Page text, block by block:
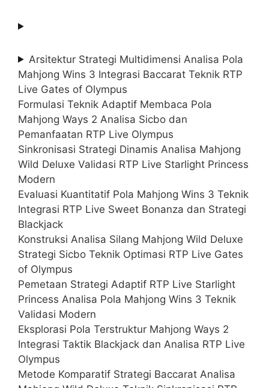
Arsitektur Strategi Multidimensi Analisa Pola
Mahjong Wins 3 Integrasi Baccarat Teknik RTP
Live Gates of Olympus
Formulasi Teknik Adaptif Membaca Pola
Mahjong Ways 2 Analisa Sicbo dan
Pemanfaatan RTP Live Olympus
Sinkronisasi Strategi Dinamis Analisa Mahjong
Wild Deluxe Validasi RTP Live Starlight Princess
Modern
Evaluasi Kuantitatif Pola Mahjong Wins 3 Teknik
Integrasi RTP Live Sweet Bonanza dan Strategi
Blackjack
Konstruksi Analisa Silang Mahjong Wild Deluxe
Strategi Sicbo Teknik Optimasi RTP Live Gates
of Olympus
Pemetaan Strategi Adaptif RTP Live Starlight
Princess Analisa Pola Mahjong Wins 3 Teknik
Validasi Modern
Eksplorasi Pola Terstruktur Mahjong Ways 2
Integrasi Taktik Blackjack dan Analisa RTP Live
Olympus
Metode Komparatif Strategi Baccarat Analisa